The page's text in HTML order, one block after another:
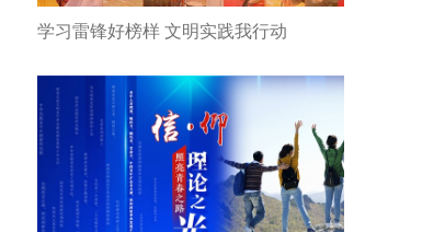
学习雷锋好榜样 文明实践我行动